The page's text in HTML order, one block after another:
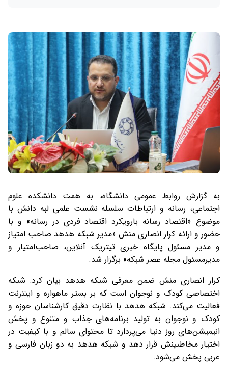
به گزارش روابط عمومی دانشگاه، به همت دانشکده علوم
اجتماعی، رسانه و ارتباطات سلسله نشست علمی لبه دانش با
موضوع «اقتصاد رسانه بارویکرد اقتصاد فردی در رسانه» و با
حضور و ارائه کرار انصاری منش «مدیر شبکه هدهد صاحب امتیاز
و مدیر مسئول پایگاه خبری تیتریک آنلاین، صاحب‌امتیار و
مدیرمسئول مجله عصر شبکه» برگزار شد.
کرار انصاری منش ضمن معرفی شبکه هدهد بیان کرد: شبکه
اختصاصی کودک و نوجوان است که بر بستر ماهواره و اینترنت
فعالیت می‌کند. شبکه هدهد با نظارت دقیق کارشناسان حوزه و
کودک و نوجوان به تولید برنامه‌های جذاب و متنوع و پخش
انیمیشن‌های روز دنیا می‌پردازد تا محتوای سالم و با کیفیت در
اختیار مخاطبینش قرار دهد و شبکه هدهد به دو زبان فارسی و
عربی پخش می‌شود.